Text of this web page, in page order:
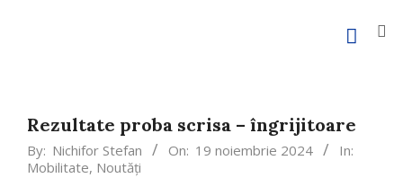
Rezultate proba scrisa – îngrijitoare
By: Nichifor Stefan On: 19 noiembrie 2024
In:
Mobilitate, Noutăți